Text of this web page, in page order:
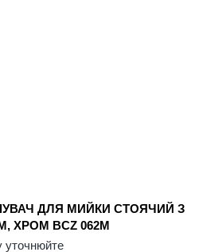
ДЛЯ МИЙКИ СТОЯЧИЙ З
ХРОМ BCZ 062M
уточнюйте